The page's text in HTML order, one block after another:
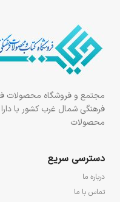
مجتمع و فروشگاه محصولات
فرهنگی شمال غرب کشور با
محصولات
دسترسی سریع
درباره ما
تماس با ما